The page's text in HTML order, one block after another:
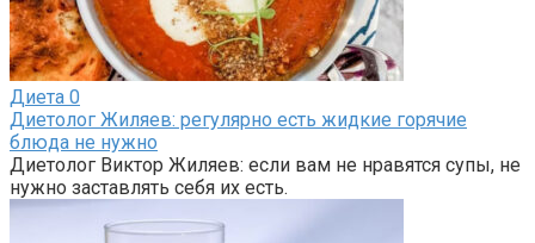
Диета 0
Диетолог Жиляев: регулярно есть жидкие горячие
блюда не нужно
Диетолог Виктор Жиляев: если вам не нравятся супы, не
нужно заставлять себя их есть.